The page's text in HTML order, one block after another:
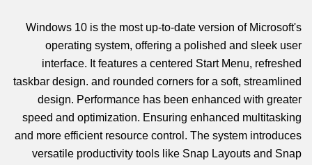
Windows 10 is the most up-to-date version of Microsoft's
operating system, offering a polished and sleek user
interface. It features a centered Start Menu, refreshed
taskbar design. and rounded corners for a soft, streamlined
design. Performance has been enhanced with greater
speed and optimization. Ensuring enhanced multitasking
and more efficient resource control. The system introduces
versatile productivity tools like Snap Layouts and Snap